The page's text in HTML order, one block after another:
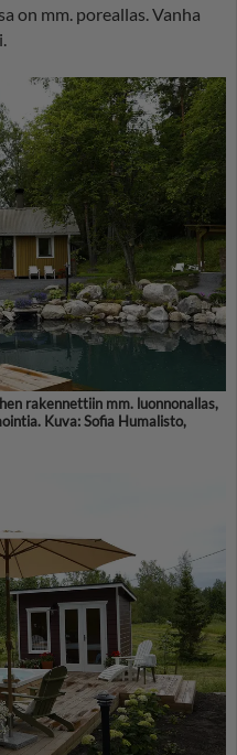
on mm. poreallas. Vanha
rakennettiin mm. luonnonallas,
Kuva: Sofia Humalisto,